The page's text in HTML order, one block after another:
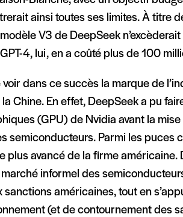
ainsi toutes ses limites. À titre
V3 de DeepSeek
4, lui, en a coûté plus de 100
voir dans ce succès la marque de
Chine. En effet, DeepSeek a pu
(GPU) de Nvidia avant la
semiconducteurs. Parmi les puces
plus avancé de la firme américaine.
informel des
américaines, tout en
(et de contournement des